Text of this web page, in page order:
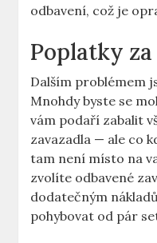
odbavení, což je
Poplatky
Dalším problémem
Mnohdy byste se
vám podaří zabalit
zavazadla — ale co
tam není místo na
zvolíte odbavené
dodatečným
pohybovat od pár